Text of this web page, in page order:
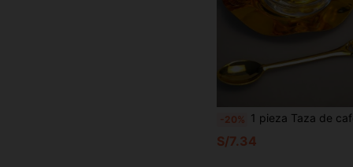
-20% 1 pieza Taza de café de lujo con borde dorado de vidrio, nueva taza de café turca con
S/7.34